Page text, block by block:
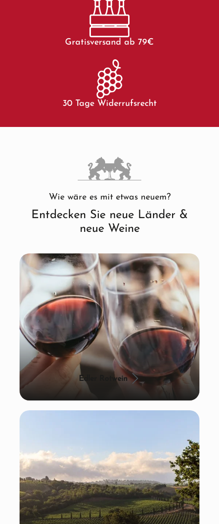
Gratisversand ab 79€
30 Tage Widerrufsrecht
Wie wäre es mit etwas neuem?
Entdecken Sie neue Länder &
neue Weine
Edler Rotwein